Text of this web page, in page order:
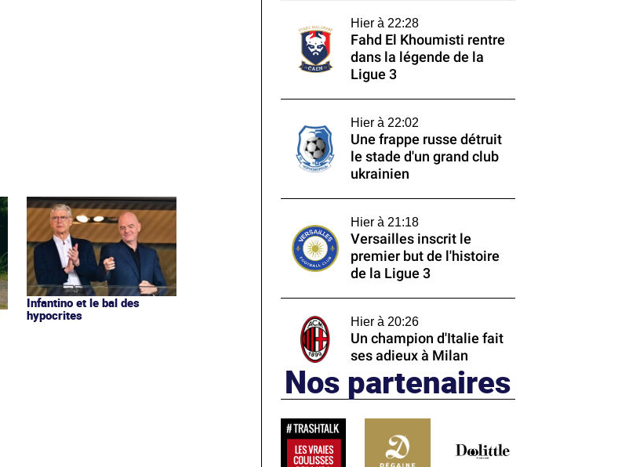
Infantino et le bal des
hypocrites
Hier à 22:28
Fahd El Khoumisti rentre
dans la légende de la
Ligue 3
Hier à 22:02
Une frappe russe détruit
le stade d'un grand club
ukrainien
Hier à 21:18
Versailles inscrit le
premier but de l'histoire
de la Ligue 3
Hier à 20:26
Un champion d'Italie fait
ses adieux à Milan
Nos partenaires